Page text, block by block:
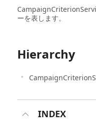
ーを表します。
Hierarchy
INDEX